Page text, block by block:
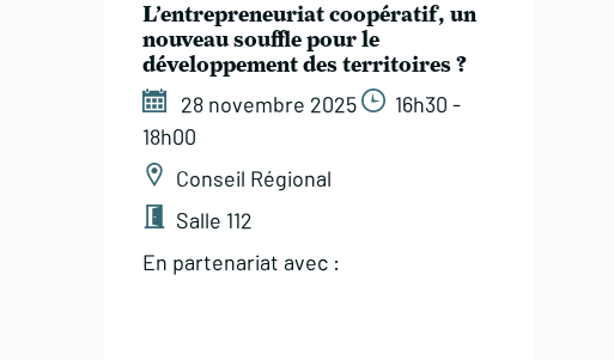
L’entrepreneuriat coopératif, un
nouveau souffle pour le
développement des territoires ?
28 novembre 2025
16h30 -
18h00
Conseil Régional
Salle 112
En partenariat avec :